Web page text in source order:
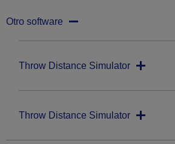
Otro software
Throw Distance Simulator
Throw Distance Simulator